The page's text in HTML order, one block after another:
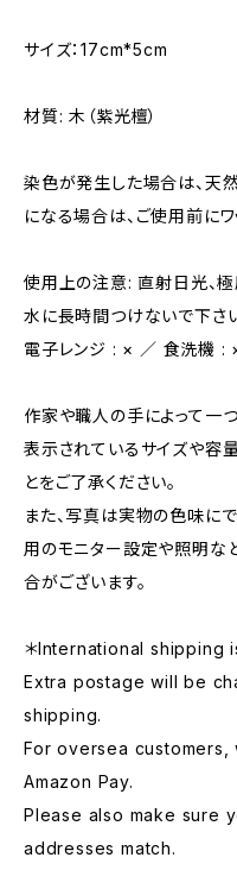
サイズ：17cm*5cm
材質: 木（紫光檀）
染色が発生した場合は、天
になる場合は、ご使用前にワ
使用上の注意: 直射日光、
水に長時間つけないで下さい
電子レンジ : × ／ 食洗機
作家や職人の手によって一
表示されているサイズや容
とをご了承ください。
また、写真は実物の色味に
用のモニター設定や照明な
合がございます。
＊International shipping
Extra postage will be
shipping.
For oversea customers,
Amazon Pay.
Please also make sure
addresses match.